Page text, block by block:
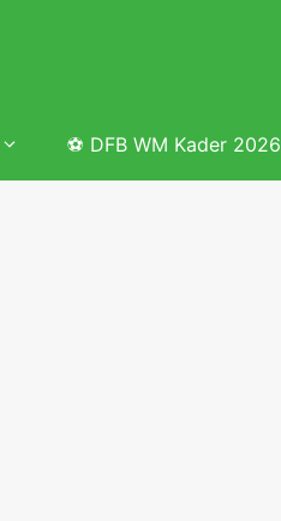
⚽ DFB WM Kader 2026